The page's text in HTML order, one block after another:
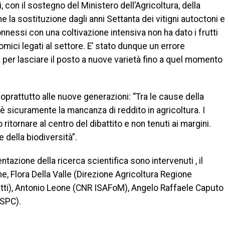
il sostegno del Ministero dell’Agricoltura, della
la sostituzione dagli anni Settanta dei vitigni autoctoni e
con una coltivazione intensiva non ha dato i frutti
legati al settore. E’ stato dunque un errore
per lasciare il posto a nuove varietà fino a quel momento
alle nuove generazioni: “Tra le cause della
la mancanza di reddito in agricoltura. I
al centro del dibattito e non tenuti ai margini.
della biodiversità”.
della ricerca scientifica sono intervenuti , il
Flora Della Valle (Direzione Agricoltura Regione
Antonio Leone (CNR ISAFoM), Angelo Raffaele Caputo